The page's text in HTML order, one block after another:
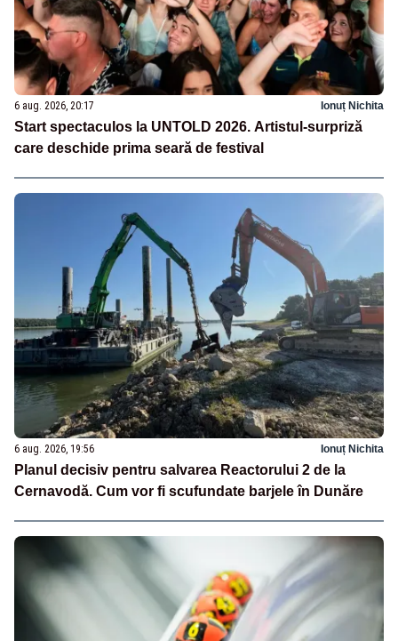
6 aug. 2026, 20:17 Ionuț Nichita
Start spectaculos la UNTOLD 2026. Artistul-surpriză
care deschide prima seară de festival
6 aug. 2026, 19:56 Ionuț Nichita
Planul decisiv pentru salvarea Reactorului 2 de la
Cernavodă. Cum vor fi scufundate barjele în Dunăre